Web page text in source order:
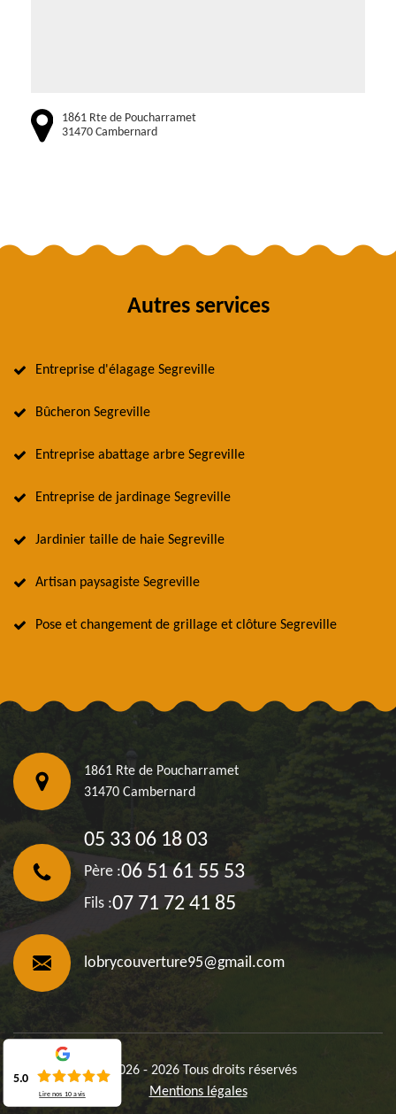
1861 Rte de Poucharramet
31470 Cambernard
Autres services
Entreprise d'élagage Segreville
Bûcheron Segreville
Entreprise abattage arbre Segreville
Entreprise de jardinage Segreville
Jardinier taille de haie Segreville
Artisan paysagiste Segreville
Pose et changement de grillage et clôture Segreville
1861 Rte de Poucharramet
31470 Cambernard
05 33 06 18 03
Père :06 51 61 55 53
Fils :07 71 72 41 85
lobrycouverture95@gmail.com
©2026 - 2026 Tous droits réservés
Mentions légales
5.0
Lire nos10 avis